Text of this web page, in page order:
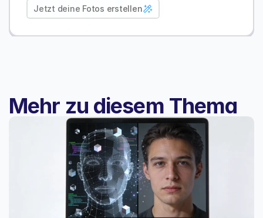
Jetzt deine Fotos erstellen
Mehr zu diesem Thema